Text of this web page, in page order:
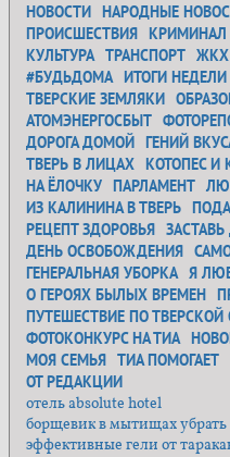
НОВОСТИ НАРОДНЫЕ
ПРОИСШЕСТВИЯ КРИМИНАЛ
КУЛЬТУРА ТРАНСПОРТ ЖКХ
#БУДЬДОМА ИТОГИ НЕДЕЛИ
ТВЕРСКИЕ ЗЕМЛЯКИ
АТОМЭНЕРГОСБЫТ
ДОРОГА ДОМОЙ ГЕНИЙ
ТВЕРЬ В ЛИЦАХ КОТОПЕС И
НА ЁЛОЧКУ ПАРЛАМЕНТ
ИЗ КАЛИНИНА В ТВЕРЬ
РЕЦЕПТ ЗДОРОВЬЯ ЗАСТАВЬ
ДЕНЬ ОСВОБОЖДЕНИЯ
ГЕНЕРАЛЬНАЯ УБОРКА Я
О ГЕРОЯХ БЫЛЫХ ВРЕМЕН
ПУТЕШЕСТВИЕ ПО ТВЕРСКОЙ
ФОТОКОНКУРС НА ТИА
МОЯ СЕМЬЯ ТИА ПОМОГАЕТ
ОТ РЕДАКЦИИ
отель absolute hotel
борщевик в мытищах убрать
эффективные гели от